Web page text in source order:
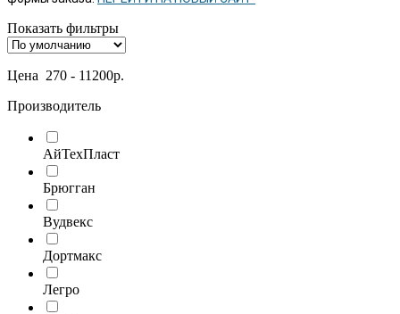
Показать фильтры
Цена 270 - 11200р.
Производитель
АйТехПласт
Брюгган
Вудвекс
Дортмакс
Легро